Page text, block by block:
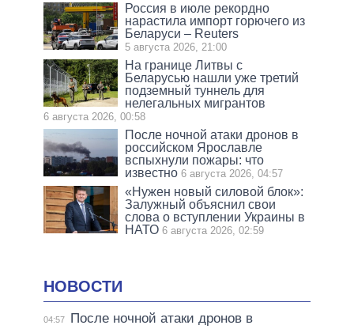
Россия в июле рекордно
нарастила импорт горючего из
Беларуси – Reuters
5 августа 2026, 21:00
На границе Литвы с
Беларусью нашли уже третий
подземный туннель для
нелегальных мигрантов
6 августа 2026, 00:58
После ночной атаки дронов в
российском Ярославле
вспыхнули пожары: что
известно 6 августа 2026, 04:57
«Нужен новый силовой блок»:
Залужный объяснил свои
слова о вступлении Украины в
НАТО 6 августа 2026, 02:59
НОВОСТИ
04:57
После ночной атаки дронов в